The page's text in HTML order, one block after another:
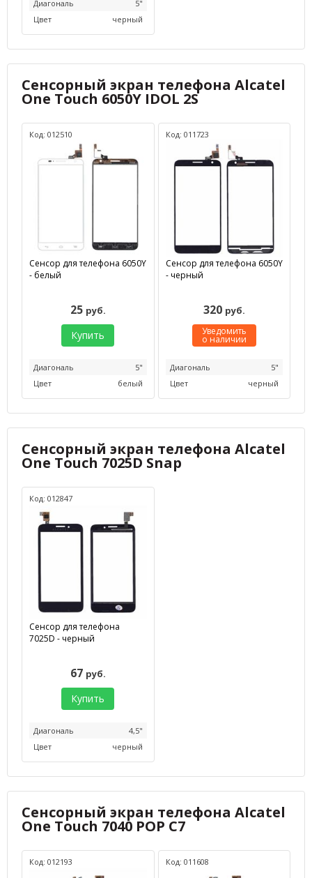
Диагональ
5"
Цвет
черный
Сенсорный экран телефона Alcatel
One Touch 6050Y IDOL 2S
Код: 012510
Сенсор для телефона 6050Y
- белый
25 руб.
Купить
Диагональ
5"
Цвет
белый
Код: 011723
Сенсор для телефона 6050Y
- черный
320 руб.
Уведомить
о наличии
Диагональ
5"
Цвет
черный
Сенсорный экран телефона Alcatel
One Touch 7025D Snap
Код: 012847
Сенсор для телефона
7025D - черный
67 руб.
Купить
Диагональ
4,5"
Цвет
черный
Сенсорный экран телефона Alcatel
One Touch 7040 POP C7
Код: 012193 Код: 011608